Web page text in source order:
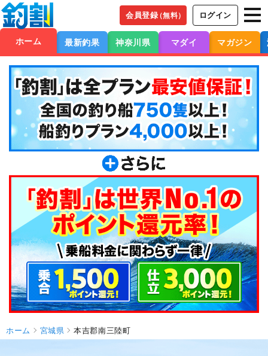
会員登録（無料） ログイン
ホーム 最新釣果 神奈川県 マダイ マガジン
ホーム 宮城県 本吉郡南三陸町